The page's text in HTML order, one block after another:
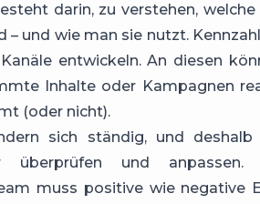
darin, zu verstehen, welche
– und wie man sie nutzt.
entwickeln. An diesen
Inhalte oder Kampagnen
(oder nicht).
sich ständig, und
überprüfen und anpassen.
muss positive wie negative